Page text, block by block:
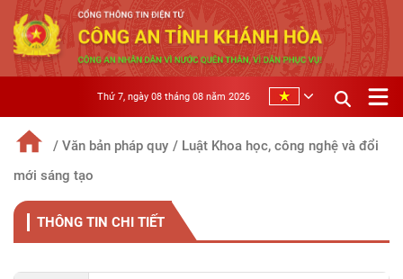
Thứ 7, ngày 08 tháng 08 năm 2026
/ Văn bản pháp quy / Luật Khoa học, công nghệ và đổi
mới sáng tạo
THÔNG TIN CHI TIẾT